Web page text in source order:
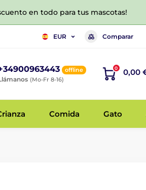
en todo para tus mascotas!
EUR Comparar
offline
(Mo-Fr 8-16)
0 0,00
Comida Gato